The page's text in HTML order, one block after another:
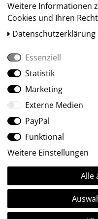
Social Media
Ⓒ2009-2026 ARTland
Weitere Informationen
Cookies und Ihren
Daten­schutz­erklärung
Essenziell
Statistik
Marketing
Externe Medien
PayPal
Funktional
Weitere Einstellungen
Alle